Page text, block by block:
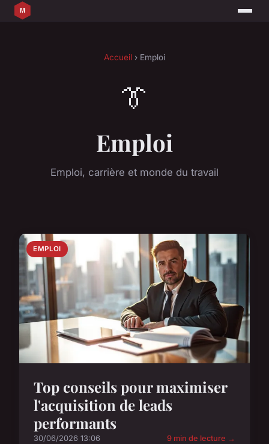
Accueil › Emploi
👔
Emploi
Emploi, carrière et monde du travail
EMPLOI
Top conseils pour maximiser
l'acquisition de leads
performants
30/06/2026 13:06 9 min de lecture →